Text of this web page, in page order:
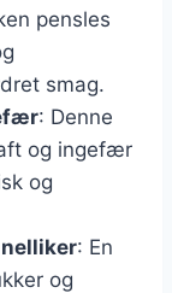
pensles
smag.
: Denne
og ingefær
og
: En
og